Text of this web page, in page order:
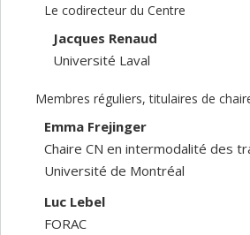
Le codirecteur du Centre
Jacques Renaud
Université Laval
Membres réguliers, titulaires de
Emma Frejinger
Chaire CN en intermodalité des
Université de Montréal
Luc Lebel
FORAC